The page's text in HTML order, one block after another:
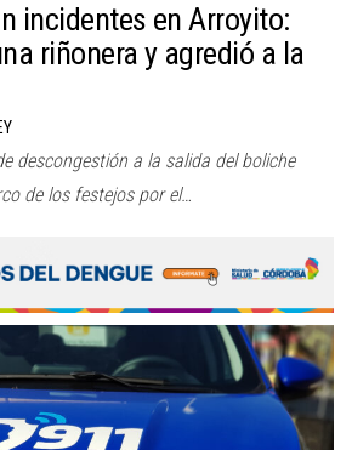
incidentes en Arroyito:
riñonera y agredió a la
descongestión a la salida del boliche
de los festejos por el…